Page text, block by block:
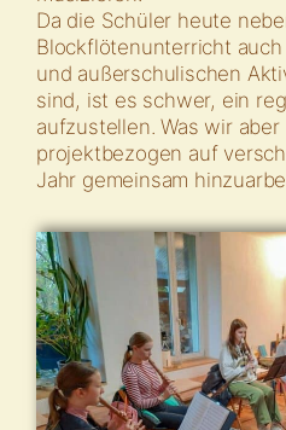
Da die Schüler heute
Blockflötenunterricht
und außerschulischen
sind, ist es schwer, ein
aufzustellen. Was wir
projektbezogen auf
Jahr gemeinsam